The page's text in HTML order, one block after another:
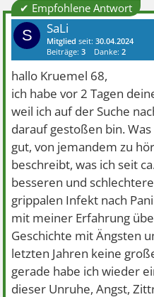
✔ Empfohlene Antwort
S SaLi
Mitglied seit:30.04.2024
Beiträge:3 Danke:2
hallo Kruemel 68,
ich habe vor 2 Tagen
weil ich auf der Suche
darauf gestoßen bin.
gut, von jemandem zu
beschreibt, was ich seit
besseren und
grippalen Infekt nach
mit meiner Erfahrung
Geschichte mit Ängsten
letzten Jahren keine
gerade habe ich wieder
dieser Unruhe, Angst,